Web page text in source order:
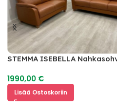
STEMMA ISEBELLA
1990,00 €
Lisää Ostoskoriin